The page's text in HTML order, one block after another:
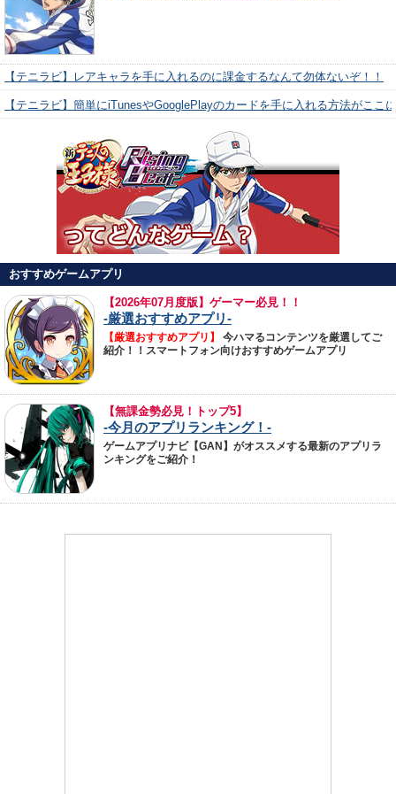
【テニラビ】レアキャラを手に入れるのに課金するなんて勿体ないぞ！！
【テニラビ】簡単にiTunesやGooglePlayのカードを手に入れる方法がここ
おすすめゲームアプリ
【2026年07月度版】ゲーマー必見！！
-厳選おすすめアプリ-
【厳選おすすめアプリ】
今ハマるコンテンツを厳選してご
紹介！！スマートフォン向けおすすめゲームアプリ
【無課金勢必見！トップ5】
-今月のアプリランキング！-
ゲームアプリナビ【GAN】がオススメする最新のアプリラ
ンキングをご紹介！